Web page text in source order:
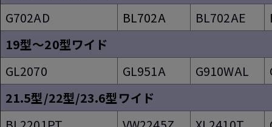
G702AD
BL702A BL702AE
19型～20型ワイド
GL2070
GL951A G910WAL
21.5型/22型/23.6型ワイド